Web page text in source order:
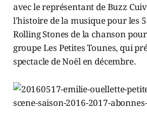
avec le représentant de Buzz
l'histoire de la musique pour les
Rolling Stones de la chanson
groupe Les Petites Tounes, qui
spectacle de Noël en décembre.